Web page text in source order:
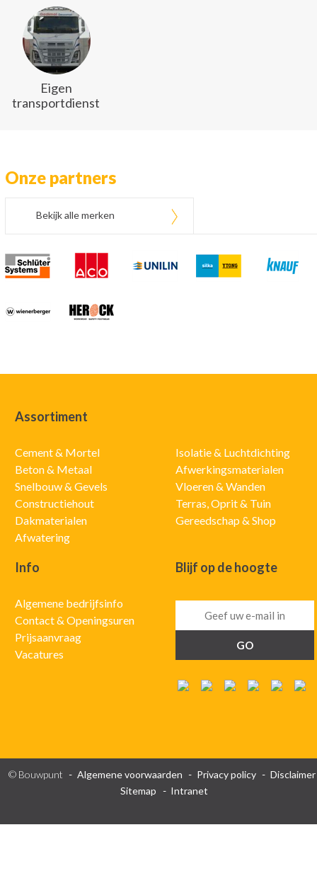
Eigen
transportdienst
Onze partners
Bekijk alle merken
Assortiment
Cement & Mortel
Beton & Metaal
Snelbouw & Gevels
Constructiehout
Dakmaterialen
Afwatering
Isolatie & Luchtdichting
Afwerkingsmaterialen
Vloeren & Wanden
Terras, Oprit & Tuin
Gereedschap & Shop
Info
Algemene bedrijfsinfo
Contact & Openingsuren
Prijsaanvraag
Vacatures
Blijf op de hoogte
© Bouwpunt Algemene voorwaarden Privacy policy
Disclaimer
Sitemap
Intranet